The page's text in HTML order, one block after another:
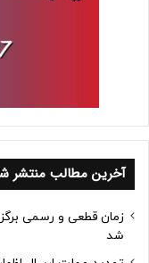
آخرین مطالب منتشر
شد